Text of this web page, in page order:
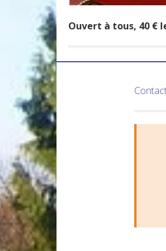
Ouvert à tous, 40 €